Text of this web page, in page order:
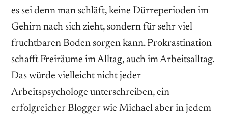
es sei denn man schläft, keine Dürreperioden im
Gehirn nach sich zieht, sondern für sehr viel
fruchtbaren Boden sorgen kann. Prokrastination
schafft Freiräume im Alltag, auch im Arbeitsalltag.
Das würde vielleicht nicht jeder
Arbeitspsychologe unterschreiben, ein
erfolgreicher Blogger wie Michael aber in jedem